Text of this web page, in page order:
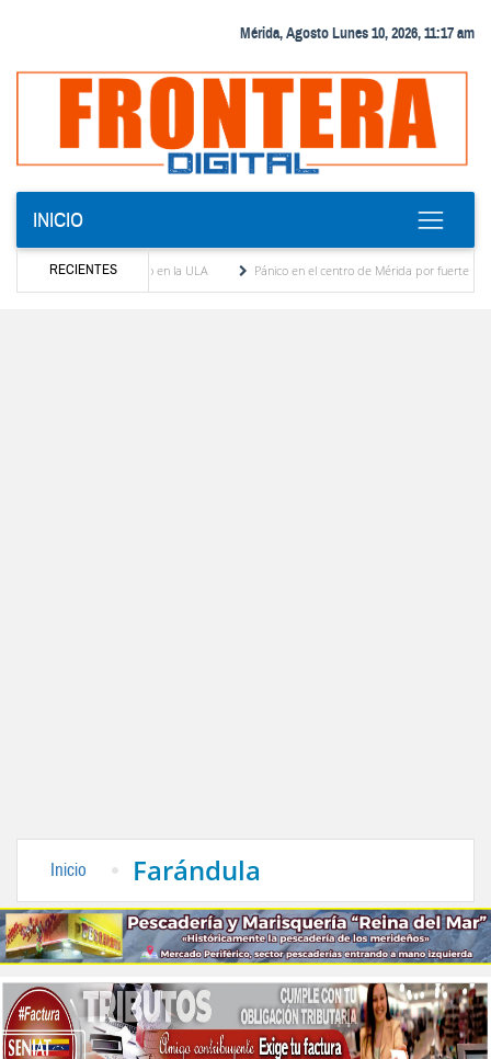
Mérida, Agosto Lunes 10, 2026, 11:17 am
INICIO
RECIENTES
diálogo académico en la ULA
Pánico en el centro de Mérida por fuerte temblor
Inicio Farándula